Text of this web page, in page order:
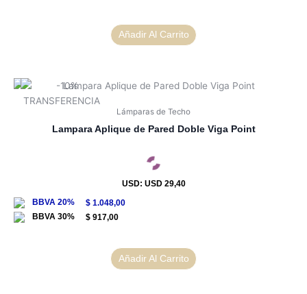
Añadir Al Carrito
Lámparas de Techo
Lampara Aplique de Pared Doble Viga Point
USD: USD 29,40
$ 1.048,00
$ 917,00
Añadir Al Carrito